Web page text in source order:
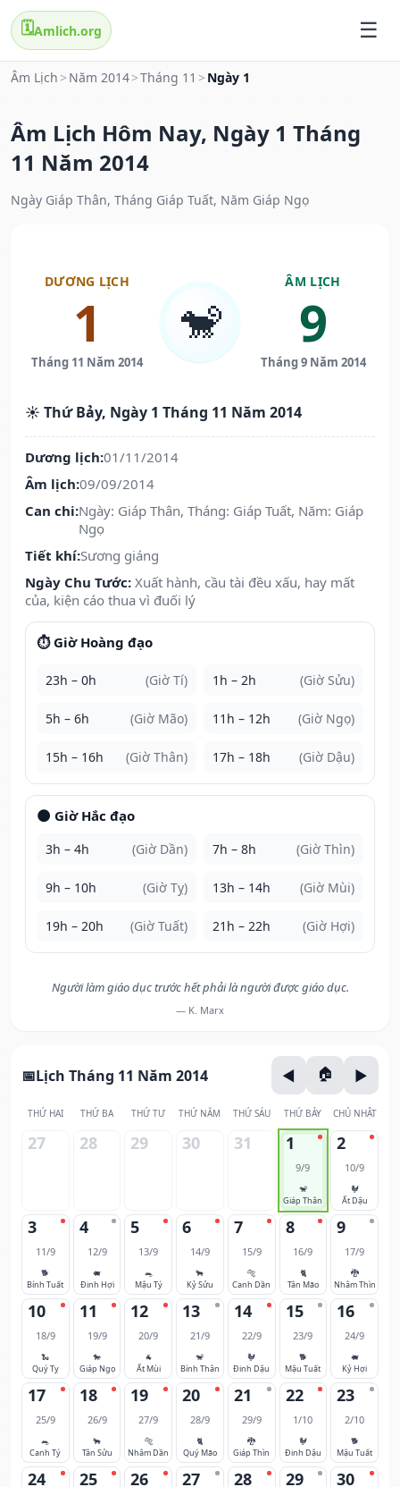
🗓️Amlich.org
Âm Lịch > Năm 2014>Tháng 11 > Ngày 1
Âm Lịch Hôm Nay, Ngày 1 Tháng
11 Năm 2014
Ngày Giáp Thân, Tháng Giáp Tuất, Năm Giáp Ngọ
DƯƠNG LỊCH
1
Tháng 11 Năm 2014
🐒
ÂM LỊCH
9
Tháng 9 Năm 2014
☀️ Thứ Bảy, Ngày 1 Tháng 11 Năm 2014
Dương lịch:01/11/2014
Âm lịch:09/09/2014
Can chi:Ngày: Giáp Thân, Tháng: Giáp Tuất, Năm: Giáp
Ngọ
Tiết khí:Sương giáng
Ngày Chu Tước: Xuất hành, cầu tài đều xấu, hay mất
của, kiện cáo thua vì đuối lý
⏱️ Giờ Hoàng đạo
23h – 0h (Giờ Tí) 1h – 2h (Giờ Sửu)
5h – 6h (Giờ Mão) 11h – 12h (Giờ Ngọ)
15h – 16h (Giờ Thân) 17h – 18h (Giờ Dậu)
🌑 Giờ Hắc đạo
3h – 4h (Giờ Dần) 7h – 8h (Giờ Thìn)
9h – 10h (Giờ Tỵ) 13h – 14h (Giờ Mùi)
19h – 20h (Giờ Tuất) 21h – 22h (Giờ Hợi)
Người làm giáo dục trước hết phải là người được giáo dục.
— K. Marx
Lịch Tháng 11 Năm 2014
THỨ HAI THỨ BA THỨ TƯ THỨ NĂM THỨ SÁU THỨ BẢY CHỦ NHẬT
27 28 29 30 31 1
9/9
🐒
Giáp Thân
2
10/9
🐓
Ất Dậu
3
11/9
🐕
Bính Tuất
4
12/9
🐖
Đinh Hợi
5
13/9
🐀
Mậu Tý
6
14/9
🐂
Kỷ Sửu
7
15/9
🐅
Canh Dần
8
16/9
🐈
Tân Mão
9
17/9
🐉
Nhâm Thìn
10
18/9
🐍
Quý Tỵ
11
19/9
🐎
Giáp Ngọ
12
20/9
🐐
Ất Mùi
13
21/9
🐒
Bính Thân
14
22/9
🐓
Đinh Dậu
15
23/9
🐕
Mậu Tuất
16
24/9
🐖
Kỷ Hợi
17
25/9
🐀
Canh Tý
18
26/9
🐂
Tân Sửu
19
27/9
🐅
Nhâm Dần
20
28/9
🐈
Quý Mão
21
29/9
🐉
Giáp Thìn
22
1/10
🐓
Đinh Dậu
23
2/10
🐕
Mậu Tuất
24 25 26 27 28 29 30